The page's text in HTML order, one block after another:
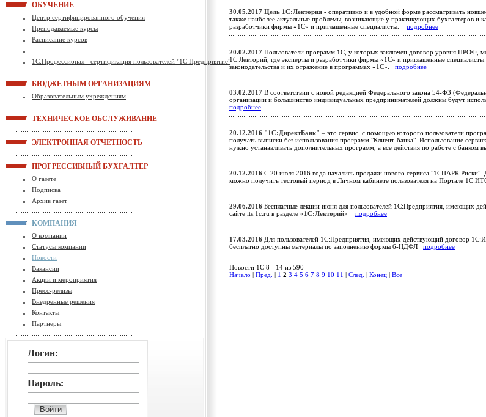
ОБУЧЕНИЕ
Центр сертифицированного обучения
Преподаваемые курсы
Расписание курсов
1С:Профессионал - сертификация пользователей "1С:Предприятие"
БЮДЖЕТНЫМ ОРГАНИЗАЦИЯМ
Образовательным учреждениям
ТЕХНИЧЕСКОЕ ОБСЛУЖИВАНИЕ
ЭЛЕКТРОННАЯ ОТЧЕТНОСТЬ
ПРОГРЕССИВНЫЙ БУХГАЛТЕР
О газете
Подписка
Архив газет
КОМПАНИЯ
О компании
Статусы компании
Новости
Вакансии
Акции и мероприятия
Пресс-релизы
Внедренные решения
Контакты
Партнеры
Логин:
Пароль:
30.05.2017 Цель 1С:Лектория - оперативно и в удобной форме рассматривать
также наиболее актуальные проблемы, возникающие у практикующих бухгалтеров и
разработчики фирмы «1С» и приглашенные специалисты. подробнее
20.02.2017 Пользователи программ 1С, у которых заключен договор уровня ПРОФ,
1С:Лекторий, где эксперты и разработчики фирмы «1С» и приглашенные
законодательства и их отражение в программах «1С». подробнее
03.02.2017 В соответствии с новой редакцией Федерального закона 54-ФЗ
организации и большинство индивидуальных предпринимателей должны будут
подробнее
20.12.2016 "1С:ДиректБанк" – это сервис, с помощью которого пользователи
получать выписки без использования программ "Клиент-банка". Использование
нужно устанавливать дополнительных программ, а все действия по работе с
20.12.2016 С 20 июля 2016 года начались продажи нового сервиса "1СПАРК Риски".
можно получить тестовый период в Личном кабинете пользователя на Портале
29.06.2016 Бесплатные лекции июня для пользователей 1С:Предприятия, имеющих
сайте its.1c.ru в разделе «1С:Лекторий» подробнее
17.03.2016 Для пользователей 1С:Предприятия, имеющих действующий договор
бесплатно доступны материалы по заполнению формы 6-НДФЛ подробнее
Новости 1C 8 - 14 из 590
Начало
Пред. 1 2 3 4 5 6 7 8 9 10 11 След. Конец Все